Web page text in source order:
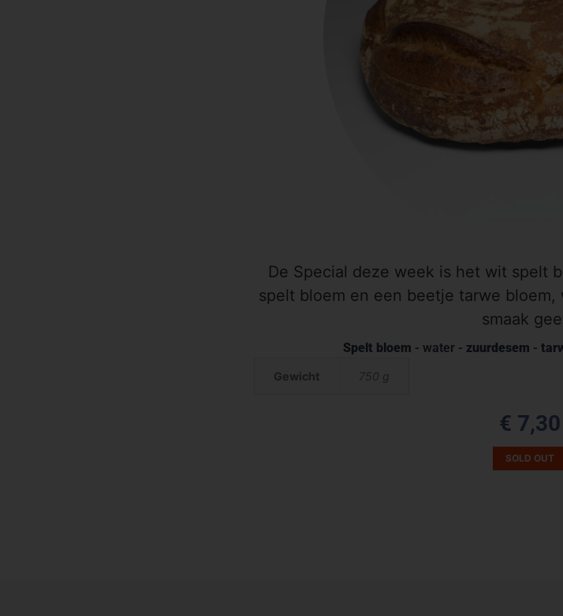
De Special deze week is het wit spelt
spelt bloem en een beetje tarwe
smaak
Spelt bloem - water - zuurdesem -
Gewicht 750 g
€ 7,30
SOLD OUT